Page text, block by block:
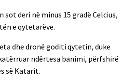
deri në minus 15 gradë Celcius,
e qytetarëve.
dhe dronë goditi qytetin, duke
ndërtesa banimi, përfshirë
së Katarit.